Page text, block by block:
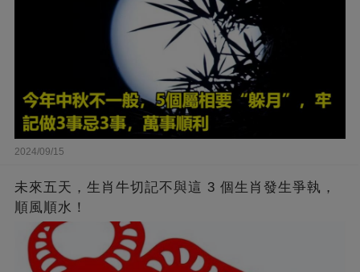
2024/09/15
未來五天，生肖牛切記不與這 3 個生肖發生爭執，
順風順水！